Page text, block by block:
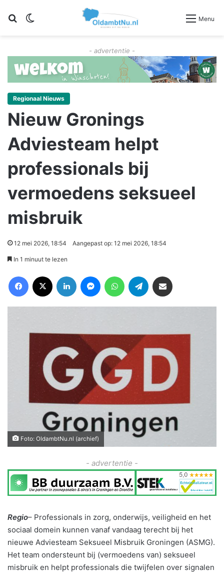
Zoeken Menu
- advertentie -
Regionaal Nieuws
Nieuw Gronings
Adviesteam helpt
professionals bij
vermoedens seksueel
misbruik
12 mei 2026, 18:54 Aangepast op: 12 mei 2026, 18:54
In 1 minuut te lezen
Foto: OldambtNu.nl (archief)
- advertentie -
Regio– Professionals in zorg, onderwijs, veiligheid en het
sociaal domein kunnen vanaf vandaag terecht bij het
nieuwe Adviesteam Seksueel Misbruik Groningen (ASMG).
Het team ondersteunt bij (vermoedens van) seksueel
misbruik en helpt professionals die twijfelen over signalen